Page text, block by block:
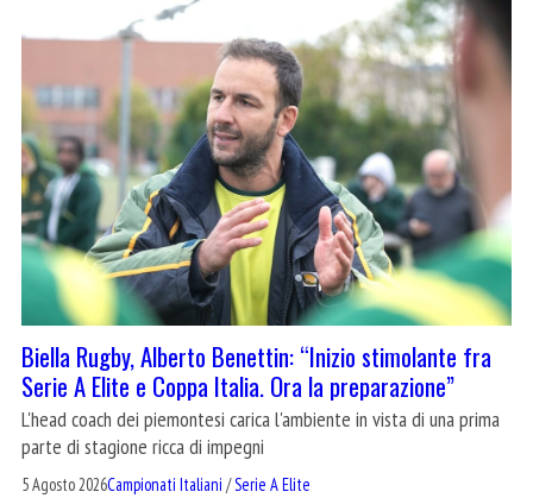
Biella Rugby, Alberto Benettin: “Inizio stimolante fra
Serie A Elite e Coppa Italia. Ora la preparazione”
L'head coach dei piemontesi carica l'ambiente in vista di una prima
parte di stagione ricca di impegni
5 Agosto 2026Campionati Italiani /Serie A Elite